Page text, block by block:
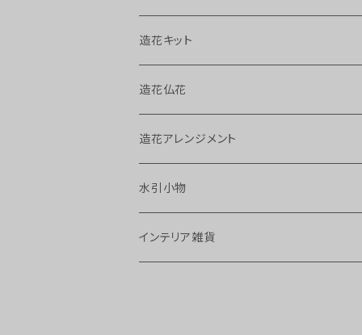
造花キット
造花仏花
造花アレンジメント
水引小物
インテリア雑貨